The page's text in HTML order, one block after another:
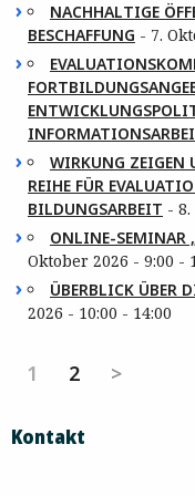
NACHHALTIGE
BESCHAFFUNG - 7.
WIRKUNG ZEIGEN
REIHE FÜR
BILDUNGSARBEIT -
ONLINE-SEMINAR
Oktober 2026 - 9:00 -
ÜBERBLICK ÜBER
2026 - 10:00 - 14:00
1 2 >
Kontakt